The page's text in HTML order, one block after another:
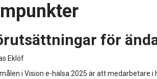
för
Eklöf
i Vision e-hälsa 2025 är att medarbetare